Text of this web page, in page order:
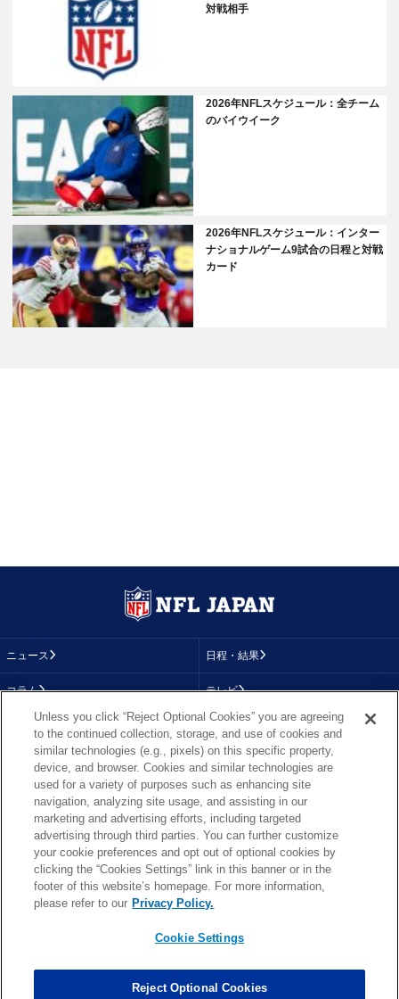
対戦相手
2026年NFLスケジュール：全チーム
のバイウイーク
2026年NFLスケジュール：インター
ナショナルゲーム9試合の日程と対戦
カード
ニュース 日程・結果
コラム テレビ
画像
順位表
About NFL
More NFL 特集
TOP お問い合わせ FAQ
PHOTO BY AP Images / PHOTO BY Getty Images
Unless you click “Reject Optional Cookies” you are agreeing
to the continued collection, storage, and use of cookies and
similar technologies (e.g., pixels) on this specific property,
device, and browser. Cookies and similar technologies are
used for a variety of purposes such as enhancing site
navigation, analyzing site usage, and assisting in our
marketing and advertising efforts, including targeted
advertising through third parties. You can further customize
your cookie preferences and opt out of optional cookies by
clicking the “Cookies Settings” link in this banner or in the
footer of this website’s homepage. For more information,
please refer to our Privacy Policy.
Cookie Settings
Reject Optional Cookies